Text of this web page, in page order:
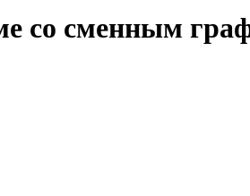
со сменным